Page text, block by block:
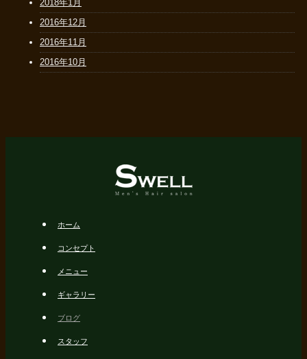
2018年1月
2016年12月
2016年11月
2016年10月
ホーム
コンセプト
メニュー
ギャラリー
ブログ
スタッフ